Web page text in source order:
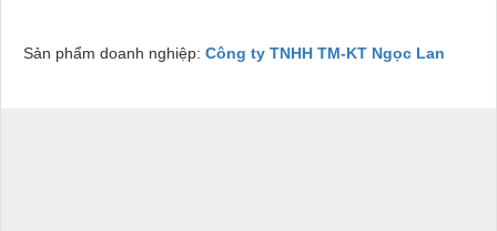
Sản phẩm doanh nghiệp: Công ty TNHH TM-KT Ngọc Lan